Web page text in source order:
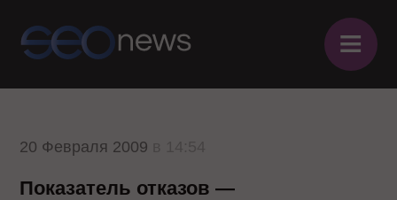
≡
20 Февраля 2009
Показатель отказов —